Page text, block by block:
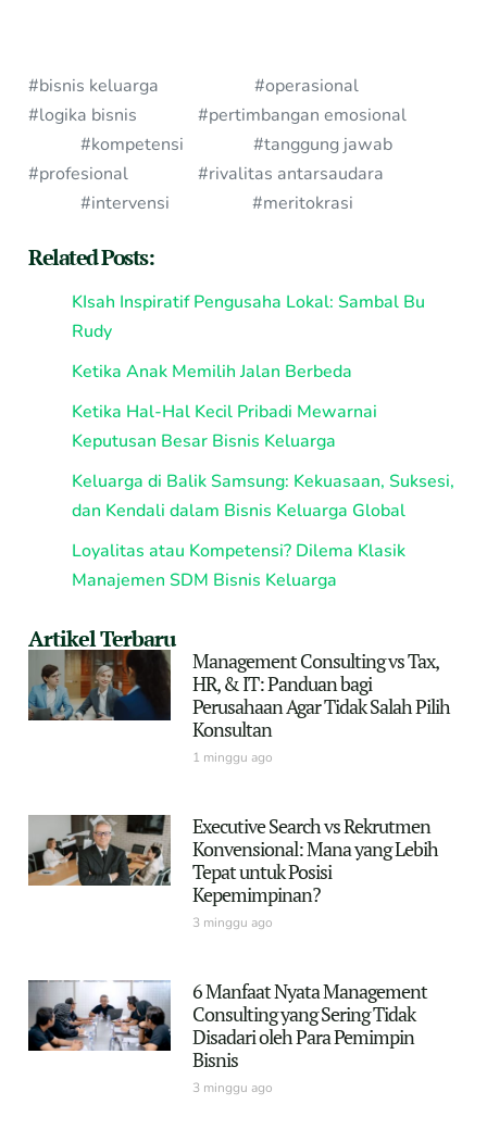
#bisnis keluarga #operasional
#logika bisnis #pertimbangan emosional
#kompetensi #tanggung jawab
#profesional #rivalitas antarsaudara
#intervensi #meritokrasi
Related Posts:
KIsah Inspiratif Pengusaha Lokal: Sambal Bu
Rudy
Ketika Anak Memilih Jalan Berbeda
Ketika Hal-Hal Kecil Pribadi Mewarnai
Keputusan Besar Bisnis Keluarga
Keluarga di Balik Samsung: Kekuasaan, Suksesi,
dan Kendali dalam Bisnis Keluarga Global
Loyalitas atau Kompetensi? Dilema Klasik
Manajemen SDM Bisnis Keluarga
Artikel Terbaru
Management Consulting vs Tax,
HR, & IT: Panduan bagi
Perusahaan Agar Tidak Salah Pilih
Konsultan
1 minggu ago
Executive Search vs Rekrutmen
Konvensional: Mana yang Lebih
Tepat untuk Posisi
Kepemimpinan?
3 minggu ago
6 Manfaat Nyata Management
Consulting yang Sering Tidak
Disadari oleh Para Pemimpin
Bisnis
3 minggu ago